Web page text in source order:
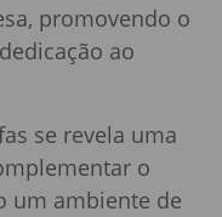
promovendo o
ao
se revela uma
o
um ambiente de